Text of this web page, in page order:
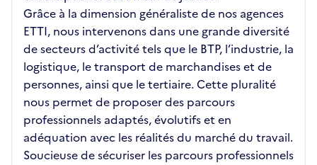
Grâce à la dimension généraliste de nos agences
ETTI, nous intervenons dans une grande diversité
de secteurs d’activité tels que le BTP, l’industrie, la
logistique, le transport de marchandises et de
personnes, ainsi que le tertiaire. Cette pluralité
nous permet de proposer des parcours
professionnels adaptés, évolutifs et en
adéquation avec les réalités du marché du travail.
Soucieuse de sécuriser les parcours professionnels